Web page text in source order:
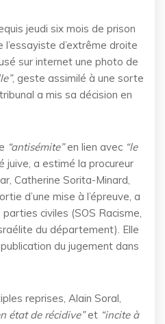
jeudi six mois de prison
l’essayiste d’extrême droite
sur internet une photo de
, geste assimilé à une sorte
a mis sa décision en
“antisémite”en lien avec “le
juive, a estimé la procureur
Catherine Sorita-Minard,
d’une mise à l’épreuve, a
civiles (SOS Racisme,
du département). Elle
du jugement dans
reprises, Alain Soral,
état de récidive”et “incite à